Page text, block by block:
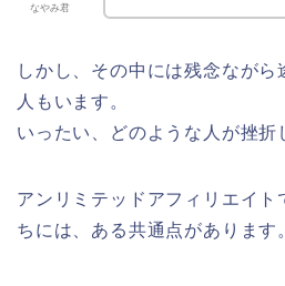
なやみ君
しかし、その中には残念ながら
人もいます。
いったい、どのような人が挫折
アンリミテッドアフィリエイト
ちには、ある共通点があります